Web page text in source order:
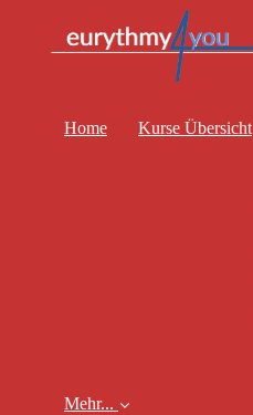
Home Kurse Übersicht
Mehr...